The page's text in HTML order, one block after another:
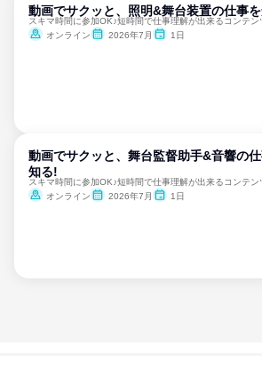
動画でサクッと、照明&舞台装置の仕事
スキマ時間に参加OK♪短時間で仕事理解が出来るコンテン
オンライン
2026年7月 1日
動画でサクッと、舞台監督助手&音響の
知る!
スキマ時間に参加OK♪短時間で仕事理解が出来るコンテン
オンライン
2026年7月 1日